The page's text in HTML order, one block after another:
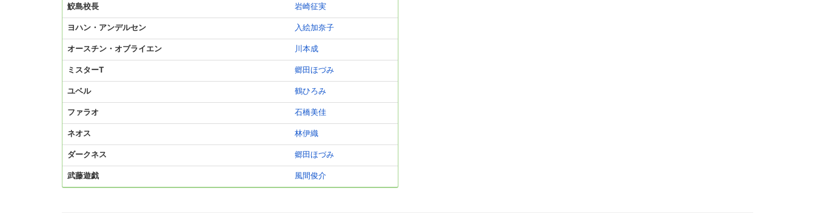
鮫島校長 岩崎征実
ヨハン・アンデルセン 入絵加奈子
オースチン・オブライエン 川本成
ミスターT 郷田ほづみ
ユベル 鶴ひろみ
ファラオ 石橋美佳
ネオス 林伊織
ダークネス 郷田ほづみ
武藤遊戯 風間俊介